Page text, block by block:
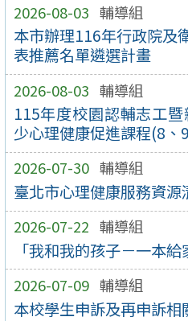
2026-08-03 輔導組
本市辦理116年行政院及
表推薦名單遴選計畫
2026-08-03 輔導組
115年度校園認輔志工
少心理健康促進課程(8、
2026-07-30 輔導組
臺北市心理健康服務資源
2026-07-22 輔導組
「我和我的孩子－一本給
2026-07-09 輔導組
本校學生申訴及再申訴相